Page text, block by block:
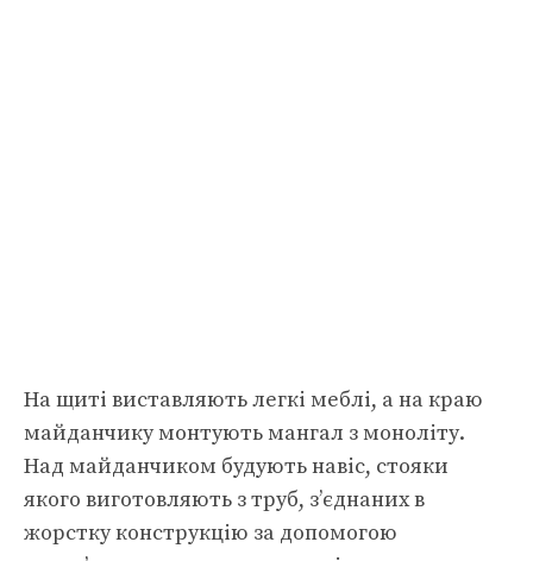
На щиті виставляють легкі меблі, а на краю
майданчику монтують мангал з моноліту.
Над майданчиком будують навіс, стояки
якого виготовляють з труб, з’єднаних в
жорстку конструкцію за допомогою